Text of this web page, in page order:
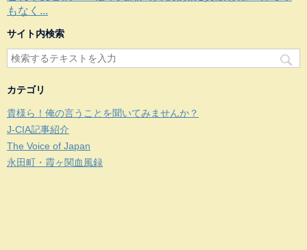
もなく...
サイト内検索
カテゴリ
貴様ら！俺の言うことを聞いてみませんか？
J-CIA記事紹介
The Voice of Japan
永田町・霞ヶ関血風録